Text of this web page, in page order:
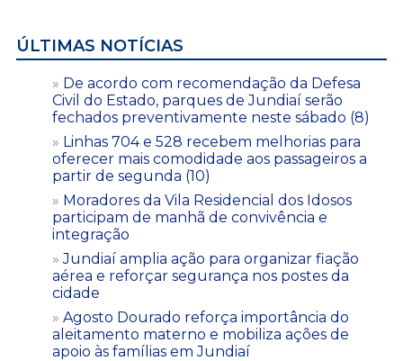
ÚLTIMAS NOTÍCIAS
De acordo com recomendação da Defesa
Civil do Estado, parques de Jundiaí serão
fechados preventivamente neste sábado (8)
Linhas 704 e 528 recebem melhorias para
oferecer mais comodidade aos passageiros a
partir de segunda (10)
Moradores da Vila Residencial dos Idosos
participam de manhã de convivência e
integração
Jundiaí amplia ação para organizar fiação
aérea e reforçar segurança nos postes da
cidade
Agosto Dourado reforça importância do
aleitamento materno e mobiliza ações de
apoio às famílias em Jundiaí